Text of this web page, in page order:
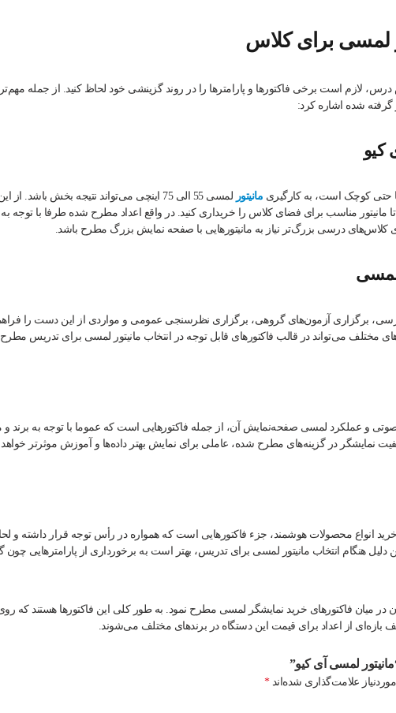
لمسی برای کلاس
لازم است برخی فاکتورها و پارامترها را در روند گزینشی خود لحاظ کنید. از جمله
گرفته شده اشاره کرد:
کیو
حتی کوچک است، به کارگیری مانیتور
لمسی 55 الی 75 اینچی می‌تواند نتیجه بخش باشد.
مانیتور مناسب برای فضای کلاس را خریداری کنید. در واقع اعداد مطرح شده طرفا با توجه
درسی بزرگ‌تر نیاز به مانیتورهایی با صفحه نمایش بزرگ مطرح باشد.
لمسی
درسی، برگزاری آزمون‌های گروهی، برگزاری نظرسنجی عمومی و مواردی از این دست را
مختلف می‌تواند در قالب فاکتورهای قابل توجه در انتخاب مانیتور لمسی برای تدریس
و عملکرد لمسی صفحه‌نمایش آن، از جمله فاکتورهایی است که عموما با توجه به برند و
نمایشگر در گزینه‌های مطرح شده، عاملی برای نمایش بهتر داده‌ها و آموزش موثرتر خواهد
انواع محصولات هوشمند، جزء فاکتورهایی است که همواره در رأس توجه قرار داشته و
هنگام انتخاب مانیتور لمسی برای تدریس، بهتر است به برخورداری از پارامترهایی چون
در میان فاکتورهای خرید نمایشگر لمسی مطرح نمود. به طور کلی این فاکتورها هستند که روی
از اعداد برای قیمت این دستگاه در برندهای مختلف می‌شوند.
لمسی آی کیو”
علامت‌گذاری شده‌اند*